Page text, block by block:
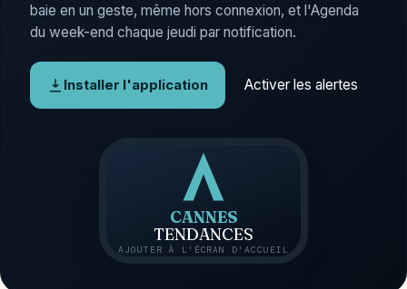
baie en un geste, même hors connexion, et l'Agenda
du week-end chaque jeudi par notification.
Installer l'application Activer les alertes
CANNES
TENDANCES
AJOUTER À L'ÉCRAN D'ACCUEIL